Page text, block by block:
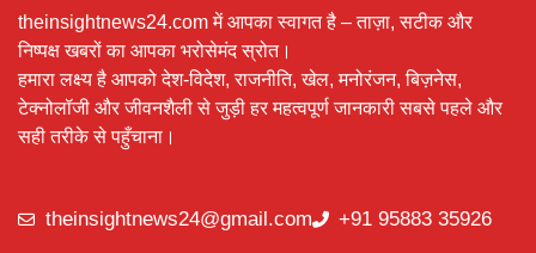
theinsightnews24.com में आपका स्वागत है – ताज़ा, सटीक और
निष्पक्ष खबरों का आपका भरोसेमंद स्रोत।
हमारा लक्ष्य है आपको देश-विदेश, राजनीति, खेल, मनोरंजन, बिज़नेस,
टेक्नोलॉजी और जीवनशैली से जुड़ी हर महत्वपूर्ण जानकारी सबसे पहले और
सही तरीके से पहुँचाना।
theinsightnews24@gmail.com +91 95883 35926